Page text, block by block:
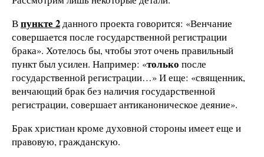
Впункте 2данного проекта говорится: «Венчание
совершается после государственной регистрации
брака». Хотелось бы, чтобы этот очень правильный
пункт был усилен. Например: «только после
государственной регистрации…» И еще: «священник,
венчающий брак без наличия государственной
регистрации, совершает антиканоническое деяние».
Брак христиан кроме духовной стороны имеет еще и
правовую, гражданскую.